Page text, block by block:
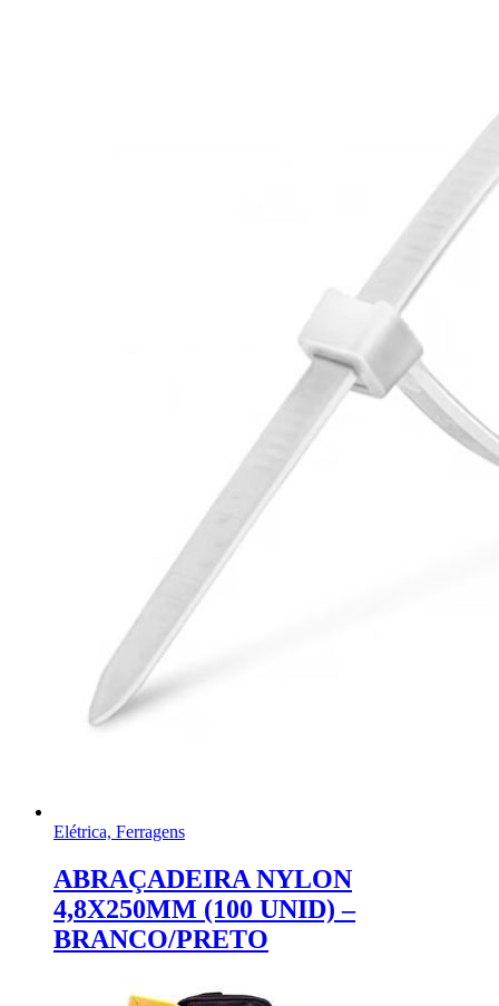
Elétrica, Ferragens
ABRAÇADEIRA NYLON
4,8X250MM (100 UNID) –
BRANCO/PRETO